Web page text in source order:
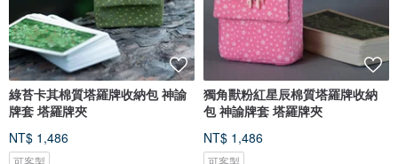
綠苔卡其棉質塔羅牌收納包 神諭
牌套 塔羅牌夾
NT$ 1,486
獨角獸粉紅星辰棉質塔羅牌收納
包 神諭牌套 塔羅牌夾
NT$ 1,486